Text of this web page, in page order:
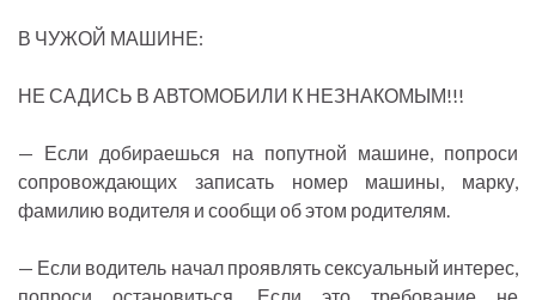
В ЧУЖОЙ МАШИНЕ:
НЕ САДИСЬ В АВТОМОБИЛИ К НЕЗНАКОМЫМ!!!
— Если добираешься на попутной машине, попроси
сопровождающих записать номер машины, марку,
фамилию водителя и сообщи об этом родителям.
— Если водитель начал проявлять сексуальный интерес,